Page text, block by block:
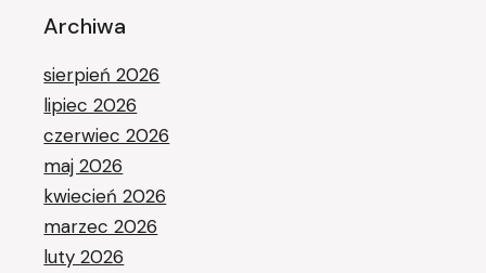
Archiwa
sierpień 2026
lipiec 2026
czerwiec 2026
maj 2026
kwiecień 2026
marzec 2026
luty 2026